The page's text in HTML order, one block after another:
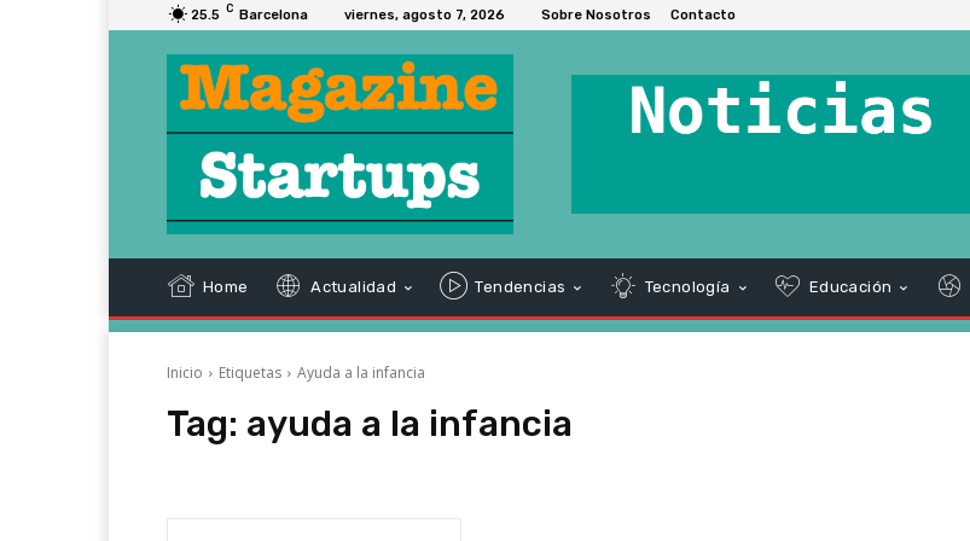
25.5 C Barcelona viernes, agosto 7, 2026 Sobre Nosotros Contacto
Home Actualidad Tendencias Tecnología Educación
Inicio Etiquetas Ayuda a la infancia
Tag: ayuda a la infancia